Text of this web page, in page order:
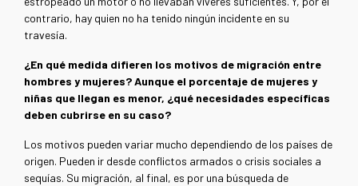
contrario, hay quien no ha tenido ningún incidente en su
travesía.
¿En qué medida difieren los motivos de migración entre
hombres y mujeres? Aunque el porcentaje de mujeres y
niñas que llegan es menor, ¿qué necesidades específicas
deben cubrirse en su caso?
Los motivos pueden variar mucho dependiendo de los países de
origen. Pueden ir desde conflictos armados o crisis sociales a
sequías. Su migración, al final, es por una búsqueda de